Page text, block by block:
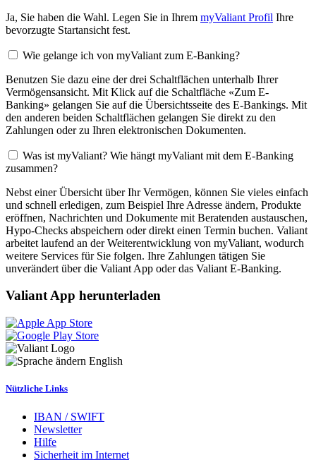
Ja, Sie haben die Wahl. Legen Sie in Ihrem myValiant Profil Ihre
bevorzugte Startansicht fest.
Wie gelange ich von myValiant zum E-Banking?
Benutzen Sie dazu eine der drei Schaltflächen unterhalb Ihrer
Vermögensansicht. Mit Klick auf die Schaltfläche «Zum E-
Banking» gelangen Sie auf die Übersichtsseite des E-Bankings. Mit
den anderen beiden Schaltflächen gelangen Sie direkt zu den
Zahlungen oder zu Ihren elektronischen Dokumenten.
Was ist myValiant? Wie hängt myValiant mit dem E-Banking
zusammen?
Nebst einer Übersicht über Ihr Vermögen, können Sie vieles einfach
und schnell erledigen, zum Beispiel Ihre Adresse ändern, Produkte
eröffnen, Nachrichten und Dokumente mit Beratenden austauschen,
Hypo-Checks abspeichern oder direkt einen Termin buchen. Valiant
arbeitet laufend an der Weiterentwicklung von myValiant, wodurch
weitere Services für Sie folgen. Ihre Zahlungen tätigen Sie
unverändert über die Valiant App oder das Valiant E-Banking.
Valiant App herunterladen
English
Nützliche Links
IBAN / SWIFT
Newsletter
Hilfe
Sicherheit im Internet